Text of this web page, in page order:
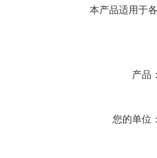
本产品适用于
产品
您的单位